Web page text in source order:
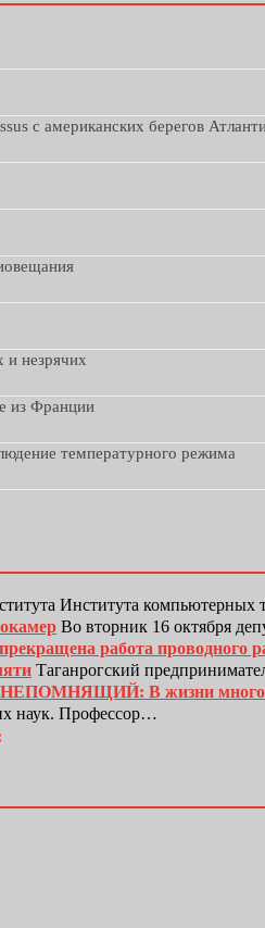
с американских берегов
незрячих
из Франции
температурного режима
Института
Во вторник 16 октября
работа проводного
Таганрогский
НЕПОМНЯЩИЙ: В жизни
наук. Профессор…